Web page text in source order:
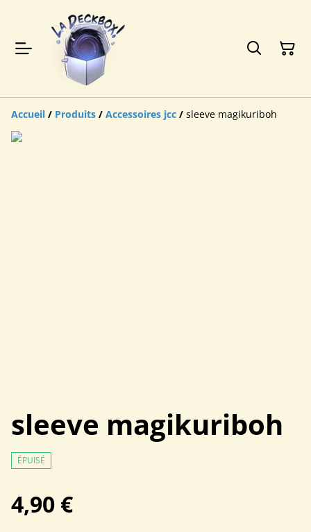
Accueil / Produits / Accessoires jcc / sleeve magikuriboh
sleeve magikuriboh
ÉPUISÉ
4,90 €